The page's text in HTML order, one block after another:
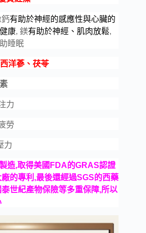
鈣有助於神經的感應性與心臟的
康, 鎂有助於神經、肌肉放鬆,
睡眠
洋蔘、茯苓
力
勞
力
造,取得美國FDA的GRAS認證
的專利,最後還經過SGS的西藥
世紀產物保險等多重保障,所以